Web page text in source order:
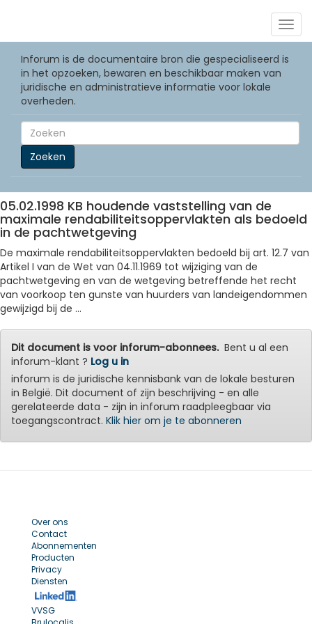
Inforum is de documentaire bron die gespecialiseerd is
in het opzoeken, bewaren en beschikbaar maken van
juridische en administratieve informatie voor lokale
overheden.
Zoeken
05.02.1998 KB houdende vaststelling van de
maximale rendabiliteitsoppervlakten als bedoeld
in de pachtwetgeving
De maximale rendabiliteitsoppervlakten bedoeld bij art. 12.7 van
Artikel I van de Wet van 04.11.1969 tot wijziging van de
pachtwetgeving en van de wetgeving betreffende het recht
van voorkoop ten gunste van huurders van landeigendommen
gewijzigd bij de ...
Dit document is voor inforum-abonnees.Bent u al een
inforum-klant ? Log u in
inforum is de juridische kennisbank van de lokale besturen
in België. Dit document of zijn beschrijving - en alle
gerelateerde data - zijn in inforum raadpleegbaar via
toegangscontract. Klik hier om je te abonneren
Over ons
Contact
Abonnementen
Producten
Privacy
Diensten
VVSG